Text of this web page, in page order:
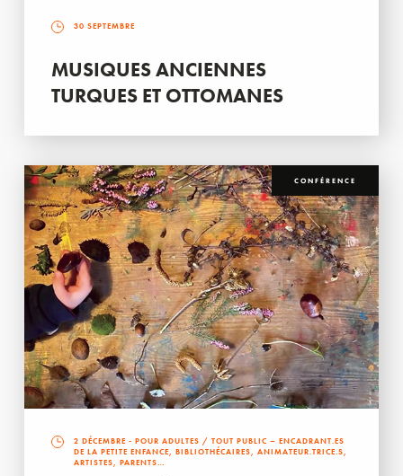
30 SEPTEMBRE
MUSIQUES ANCIENNES
TURQUES ET OTTOMANES
CONFÉRENCE
2 DÉCEMBRE - POUR ADULTES / TOUT PUBLIC – ENCADRANT.ES
DE LA PETITE ENFANCE, BIBLIOTHÉCAIRES, ANIMATEUR.TRICE.S,
ARTISTES, PARENTS…